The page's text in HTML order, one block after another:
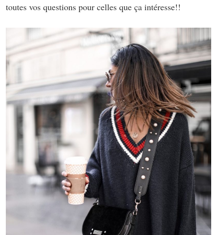
toutes vos questions pour celles que ça intéresse!!